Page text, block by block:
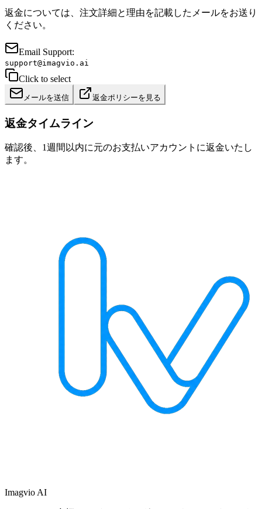
返金については、注文詳細と理由を記載したメールをお送り
ください。
Email Support:
support@imagvio.ai
Click to select
メールを送信 返金ポリシーを見る
返金タイムライン
確認後、1週間以内に元のお支払いアカウントに返金いたし
ます。
Imagvio AI